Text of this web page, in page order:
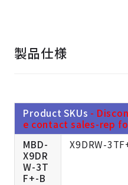
製品仕様
Product SKUs -
e contact sales-rep
MBD-
X9DR
W-3T
F+-B
X9DRW-